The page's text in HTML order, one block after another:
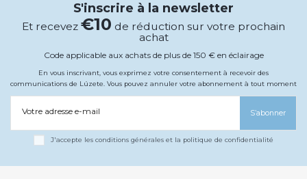
S'inscrire à la newsletter
Et recevez €10 de réduction sur votre prochain
achat
Code applicable aux achats de plus de 150 € en éclairage
En vous inscrivant, vous exprimez votre consentement à recevoir des
communications de Lúzete. Vous pouvez annuler votre abonnement à tout moment
Votre adresse e-mail S’abonner
J'accepte les conditions générales et la politique de confidentialité